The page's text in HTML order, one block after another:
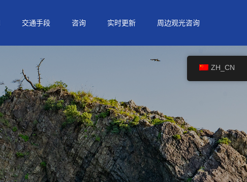
交通手段 咨询 实时更新 周边观光咨询
ZH_CN